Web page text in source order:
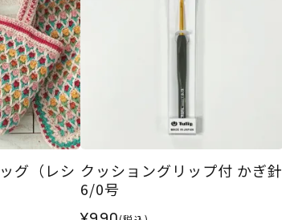
グ（レシ クッショングリップ付 かぎ針
6/0号